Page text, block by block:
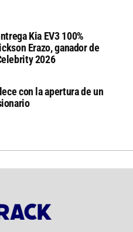
Kia EV3 100%
Erazo, ganador de
2026
con la apertura de un